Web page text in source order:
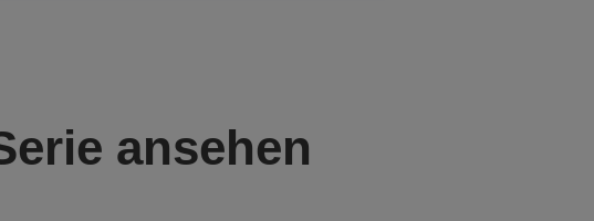
ansehen